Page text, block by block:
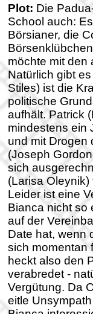
Plot: Die
School auch:
Börsianer, die
möchte mit den
Natürlich gibt
Stiles) ist die
politische
aufhält. Patrick
mindestens ein
und mit Drogen
(Joseph
sich
(Larisa Oleynik)
Leider ist eine
Bianca nicht so
auf der
Date hat, wenn
sich momentan
heckt also den
verabredet -
Vergütung. Da
eitle